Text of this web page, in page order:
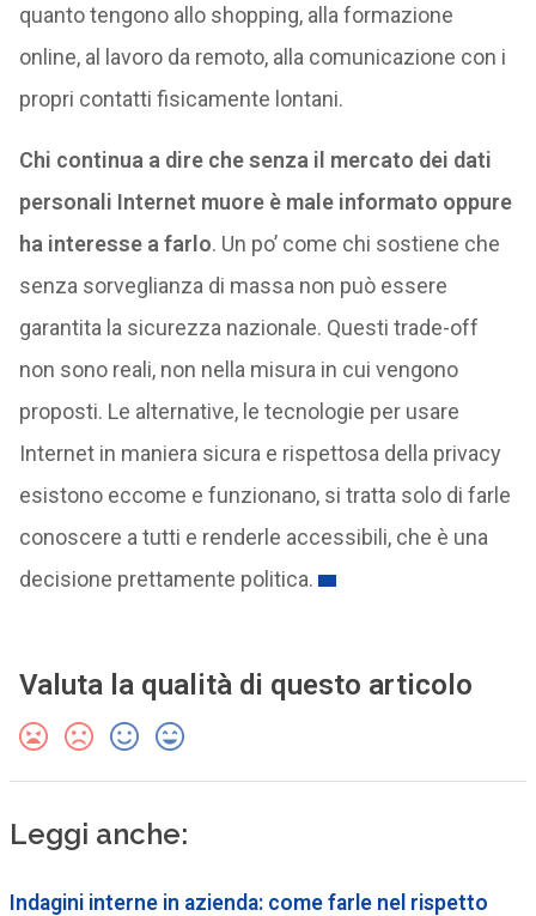
quanto tengono allo shopping, alla formazione
online, al lavoro da remoto, alla comunicazione con i
propri contatti fisicamente lontani.
Chi continua a dire che senza il mercato dei dati
personali Internet muore è male informato oppure
ha interesse a farlo. Un po’ come chi sostiene che
senza sorveglianza di massa non può essere
garantita la sicurezza nazionale. Questi trade-off
non sono reali, non nella misura in cui vengono
proposti. Le alternative, le tecnologie per usare
Internet in maniera sicura e rispettosa della privacy
esistono eccome e funzionano, si tratta solo di farle
conoscere a tutti e renderle accessibili, che è una
decisione prettamente politica.
Valuta la qualità di questo articolo
Leggi anche:
Indagini interne in azienda: come farle nel rispetto